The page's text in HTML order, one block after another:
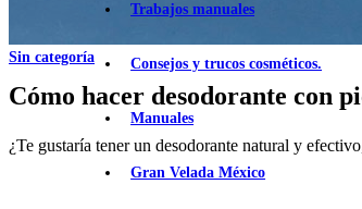
Trabajos manuales
Consejos y trucos cosméticos.
Manuales
Gran Velada México
Sin categoría
Cómo hacer desodorante con
¿Te gustaría tener un desodorante natural y